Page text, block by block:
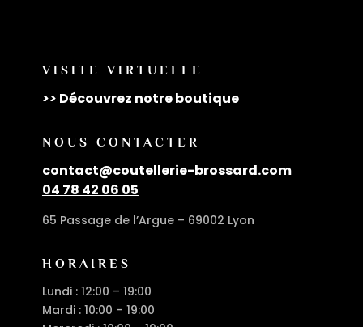
VISITE VIRTUELLE
>> Découvrez notre boutique
NOUS CONTACTER
contact@coutellerie-brossard.com
04 78 42 06 05
65 Passage de l’Argue – 69002 Lyon
HORAIRES
Lundi : 12:00 – 19:00
Mardi : 10:00 – 19:00